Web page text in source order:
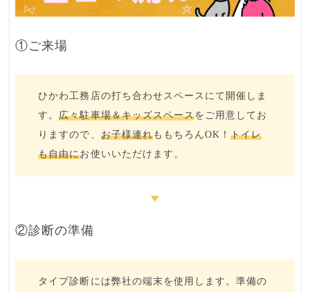
①ご来場
ひかわ工務店の打ち合わせスペースにて開催しま
す。広々駐車場＆キッズスペースをご用意してお
りますので、 お子様連れももちろんOK！トイレ
も自由にお使いいただけます。
②診断の準備
タイプ診断には弊社の端末を使用します。準備の